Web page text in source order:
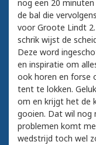
nog een 20
de bal die
voor Groote Lindt
schrik wijst de
Deze word
en inspiratie om
ook horen en forse
tent te lokken.
om en krijgt het de
gooien. Dat wil nog
problemen komt
wedstrijd toch wel